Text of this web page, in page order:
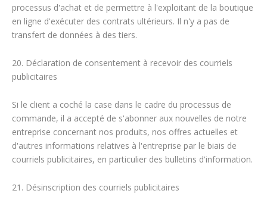
processus d'achat et de permettre à l'exploitant de la boutique
en ligne d'exécuter des contrats ultérieurs. Il n'y a pas de
transfert de données à des tiers.
20. Déclaration de consentement à recevoir des courriels
publicitaires
Si le client a coché la case dans le cadre du processus de
commande, il a accepté de s'abonner aux nouvelles de notre
entreprise concernant nos produits, nos offres actuelles et
d'autres informations relatives à l'entreprise par le biais de
courriels publicitaires, en particulier des bulletins d'information.
21. Désinscription des courriels publicitaires